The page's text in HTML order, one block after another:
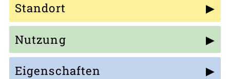
Standort
Nutzung
Eigenschaften